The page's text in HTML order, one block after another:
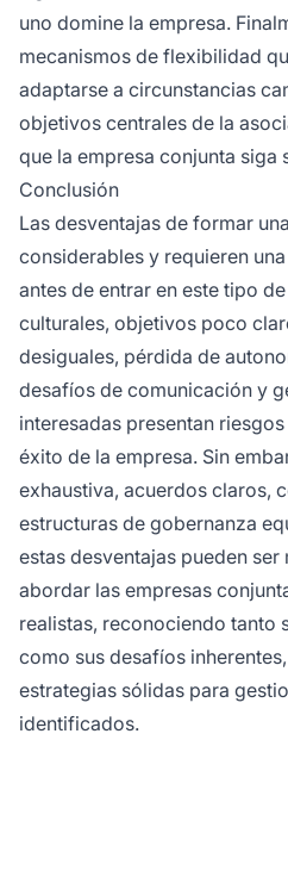
uno domine la empresa.
mecanismos de flexibilidad
adaptarse a circunstancias
objetivos centrales de la
que la empresa conjunta siga
Conclusión
Las desventajas de formar
considerables y requieren
antes de entrar en este tipo
culturales, objetivos poco
desiguales, pérdida de
desafíos de comunicación y
interesadas presentan
éxito de la empresa. Sin
exhaustiva, acuerdos claros,
estructuras de gobernanza
estas desventajas pueden
abordar las empresas
realistas, reconociendo tanto
como sus desafíos
estrategias sólidas para
identificados.